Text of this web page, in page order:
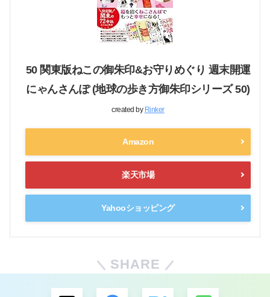
50 関東版ねこの御朱印&お守りめぐり 週末開運
にゃんさんぽ (地球の歩き方御朱印シリーズ 50)
created by Rinker
Amazon
楽天市場
Yahooショッピング
SHARE